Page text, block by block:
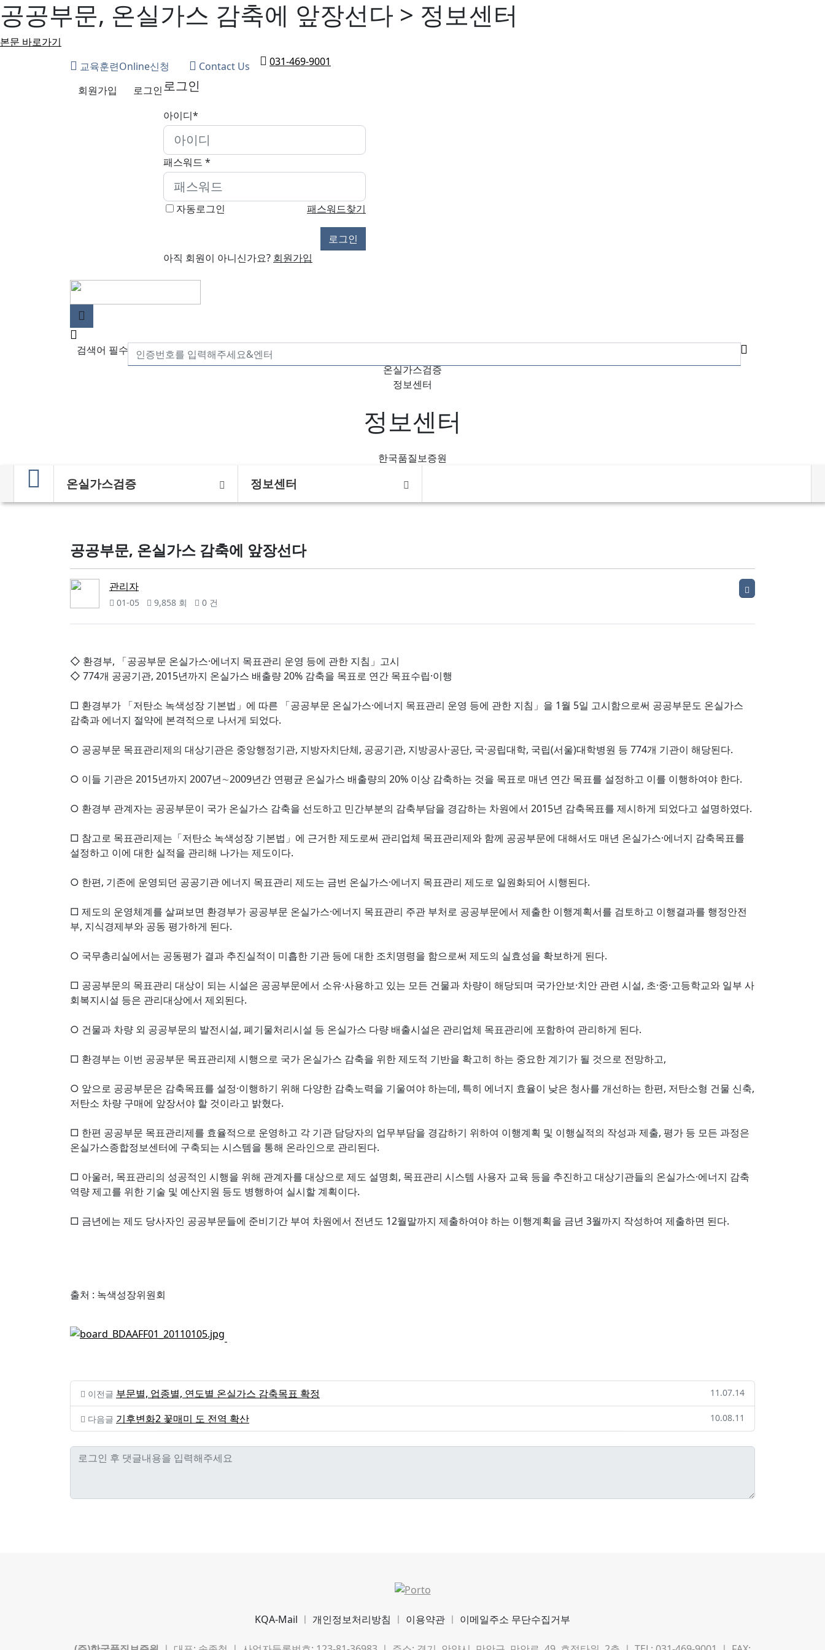
공공부문, 온실가스 감축에 앞장선다 > 정보센터
본문 바로가기
교육훈련Online신청
Contact Us 031-469-9001
회원가입 로그인로그인
아이디*
패스워드 *
자동로그인 패스워드찾기
아직 회원이 아니신가요? 회원가입
검색어 필수
정보센터
한국품질보증원
온실가스검증
정보센터
온실가스검증 정보센터
공공부문, 온실가스 감축에 앞장선다
관리자
01-05 9,858 회 0 건
◇ 환경부, 「공공부문 온실가스·에너지 목표관리 운영 등에 관한 지침」고시
◇ 774개 공공기관, 2015년까지 온실가스 배출량 20% 감축을 목표로 연간 목표수립·이행
□ 환경부가 「저탄소 녹색성장 기본법」에 따른 「공공부문 온실가스·에너지 목표관리 운영 등에 관한 지침」을 1월 5일 고시함으로써 공공부문도 온실가스
감축과 에너지 절약에 본격적으로 나서게 되었다.
○ 공공부문 목표관리제의 대상기관은 중앙행정기관, 지방자치단체, 공공기관, 지방공사·공단, 국·공립대학, 국립(서울)대학병원 등 774개 기관이 해당된다.
○ 이들 기관은 2015년까지 2007년∼2009년간 연평균 온실가스 배출량의 20% 이상 감축하는 것을 목표로 매년 연간 목표를 설정하고 이를 이행하여야 한다.
○ 환경부 관계자는 공공부문이 국가 온실가스 감축을 선도하고 민간부분의 감축부담을 경감하는 차원에서 2015년 감축목표를 제시하게 되었다고 설명하였다.
□ 참고로 목표관리제는「저탄소 녹색성장 기본법」에 근거한 제도로써 관리업체 목표관리제와 함께 공공부문에 대해서도 매년 온실가스·에너지 감축목표를
설정하고 이에 대한 실적을 관리해 나가는 제도이다.
○ 한편, 기존에 운영되던 공공기관 에너지 목표관리 제도는 금번 온실가스·에너지 목표관리 제도로 일원화되어 시행된다.
□ 제도의 운영체계를 살펴보면 환경부가 공공부문 온실가스·에너지 목표관리 주관 부처로 공공부문에서 제출한 이행계획서를 검토하고 이행결과를 행정안전
부, 지식경제부와 공동 평가하게 된다.
○ 국무총리실에서는 공동평가 결과 추진실적이 미흡한 기관 등에 대한 조치명령을 함으로써 제도의 실효성을 확보하게 된다.
□ 공공부문의 목표관리 대상이 되는 시설은 공공부문에서 소유·사용하고 있는 모든 건물과 차량이 해당되며 국가안보·치안 관련 시설, 초·중·고등학교와 일부 사
회복지시설 등은 관리대상에서 제외된다.
○ 건물과 차량 외 공공부문의 발전시설, 폐기물처리시설 등 온실가스 다량 배출시설은 관리업체 목표관리에 포함하여 관리하게 된다.
□ 환경부는 이번 공공부문 목표관리제 시행으로 국가 온실가스 감축을 위한 제도적 기반을 확고히 하는 중요한 계기가 될 것으로 전망하고,
○ 앞으로 공공부문은 감축목표를 설정·이행하기 위해 다양한 감축노력을 기울여야 하는데, 특히 에너지 효율이 낮은 청사를 개선하는 한편, 저탄소형 건물 신축,
저탄소 차량 구매에 앞장서야 할 것이라고 밝혔다.
□ 한편 공공부문 목표관리제를 효율적으로 운영하고 각 기관 담당자의 업무부담을 경감하기 위하여 이행계획 및 이행실적의 작성과 제출, 평가 등 모든 과정은
온실가스종합정보센터에 구축되는 시스템을 통해 온라인으로 관리된다.
□ 아울러, 목표관리의 성공적인 시행을 위해 관계자를 대상으로 제도 설명회, 목표관리 시스템 사용자 교육 등을 추진하고 대상기관들의 온실가스·에너지 감축
역량 제고를 위한 기술 및 예산지원 등도 병행하여 실시할 계획이다.
□ 금년에는 제도 당사자인 공공부문들에 준비기간 부여 차원에서 전년도 12월말까지 제출하여야 하는 이행계획을 금년 3월까지 작성하여 제출하면 된다.
출처 : 녹색성장위원회
이전글 부문별, 업종별, 연도별 온실가스 감축목표 확정 11.07.14
다음글 기후변화2 꽃매미 도 전역 확산 10.08.11
KQA-Mail ㅣ 개인정보처리방침 ㅣ 이용약관 ㅣ 이메일주소 무단수집거부